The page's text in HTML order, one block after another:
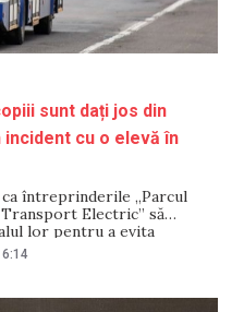
sunt dați jos din
incident cu o elevă în
întreprinderile „Parcul
Transport Electric” să
lor pentru a evita
jos din transportul public.